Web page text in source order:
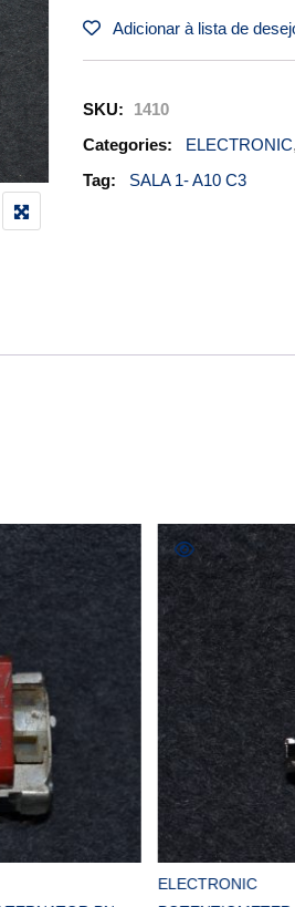
Adicionar à lista de
SKU:
1410
Categories:
ELECTRONIC,
Tag:
SALA 1- A10 C3
ELECTRONIC